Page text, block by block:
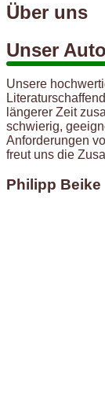
Über uns
Unser
Unsere
längerer Zeit
schwierig,
Anforderungen
freut uns die
Philipp Beike